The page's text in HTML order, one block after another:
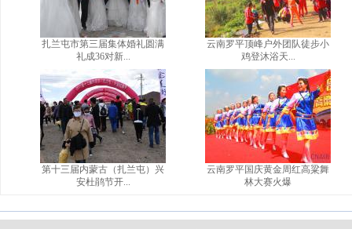
扎兰屯市第三届集体婚礼圆满
礼成36对新...
第十三届内蒙古（扎兰屯）兴
安杜鹃节开...
云南罗平顶峰户外团队徒步小
鸡登沐浴天...
云南罗平国庆黄金周红高粱舞
林大赛火爆